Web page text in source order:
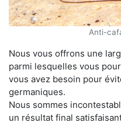
Anti-
Nous vous offrons une
parmi lesquelles vous
vous avez besoin pour
germaniques.
Nous sommes
un résultat final